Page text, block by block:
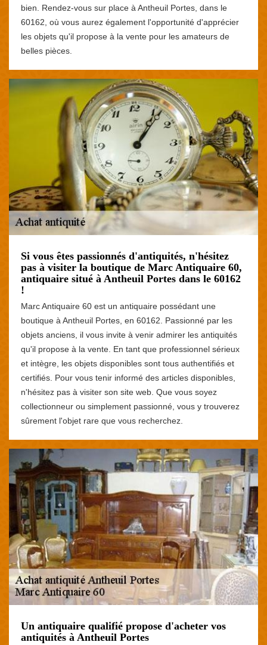
bien. Rendez-vous sur place à Antheuil Portes, dans le
60162, où vous aurez également l'opportunité d'apprécier
les objets qu'il propose à la vente pour les amateurs de
belles pièces.
Si vous êtes passionnés d'antiquités, n'hésitez
pas à visiter la boutique de Marc Antiquaire 60,
antiquaire situé à Antheuil Portes dans le 60162
!
Marc Antiquaire 60 est un antiquaire possédant une
boutique à Antheuil Portes, en 60162. Passionné par les
objets anciens, il vous invite à venir admirer les antiquités
qu'il propose à la vente. En tant que professionnel sérieux
et intègre, les objets disponibles sont tous authentifiés et
certifiés. Pour vous tenir informé des articles disponibles,
n'hésitez pas à visiter son site web. Que vous soyez
collectionneur ou simplement passionné, vous y trouverez
sûrement l'objet rare que vous recherchez.
Un antiquaire qualifié propose d'acheter vos
antiquités à Antheuil Portes